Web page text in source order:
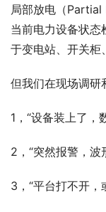
局部放电（
当前电力设备状态
于变电站、开关柜
但我们在现场调研
1，“设备装上了，
2，“突然报警，波
3，“平台打不开，